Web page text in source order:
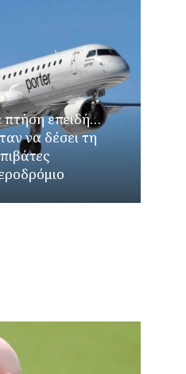
επειδή…
να δέσει τη